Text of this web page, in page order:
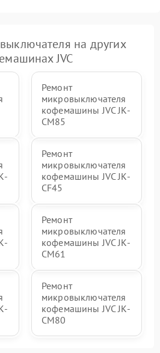
на других
JVC
Ремонт
микровыключателя
кофемашины JVC JK-
CM85
Ремонт
микровыключателя
кофемашины JVC JK-
CF45
Ремонт
микровыключателя
кофемашины JVC JK-
CM61
Ремонт
микровыключателя
кофемашины JVC JK-
CM80